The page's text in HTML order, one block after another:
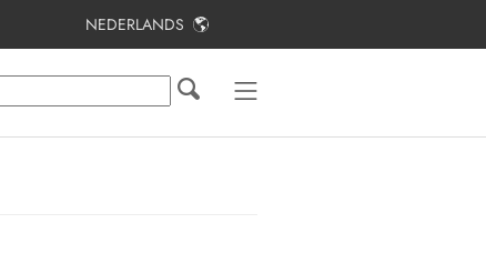
NEDERLANDS
Inhoudsopgave